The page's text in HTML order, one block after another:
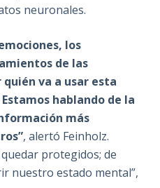
neuronales.
los
de las
quién va a usar esta
hablando de la
más
, alertó Feinholz.
protegidos; de
nuestro estado mental”,